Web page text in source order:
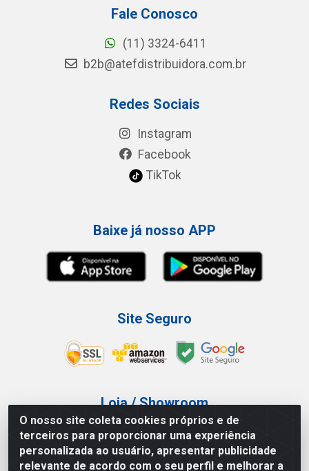
O nosso site coleta cookies próprios e de
terceiros para proporcionar uma experiência
personalizada ao usuário, apresentar publicidade
relevante de acordo com o seu perfil e melhorar a
Fale Conosco
(11) 3324-6411
b2b@atefdistribuidora.com.br
Redes Sociais
Instagram
Facebook
TikTok
Baixe já nosso APP
Site Seguro
Loja / Showroom
Tel.: (11) 3227-0546
Av Vautier, 587/597 - Pari - São Paulo/SP